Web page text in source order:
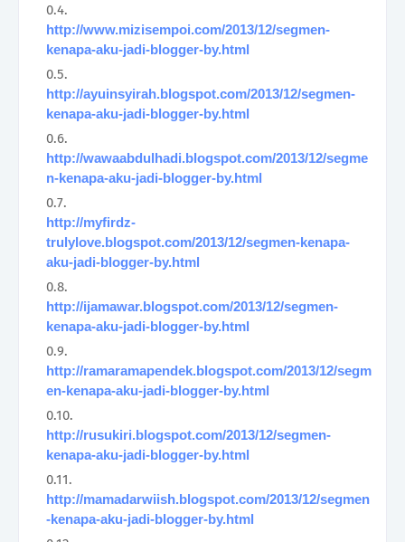
http://www.mizisempoi.com/2013/12/segmen-
kenapa-aku-jadi-blogger-by.html
http://ayuinsyirah.blogspot.com/2013/12/segmen-
kenapa-aku-jadi-blogger-by.html
http://wawaabdulhadi.blogspot.com/2013/12/segme
n-kenapa-aku-jadi-blogger-by.html
http://myfirdz-
trulylove.blogspot.com/2013/12/segmen-kenapa-
aku-jadi-blogger-by.html
http://ijamawar.blogspot.com/2013/12/segmen-
kenapa-aku-jadi-blogger-by.html
http://ramaramapendek.blogspot.com/2013/12/segm
en-kenapa-aku-jadi-blogger-by.html
http://rusukiri.blogspot.com/2013/12/segmen-
kenapa-aku-jadi-blogger-by.html
http://mamadarwiish.blogspot.com/2013/12/segmen
-kenapa-aku-jadi-blogger-by.html